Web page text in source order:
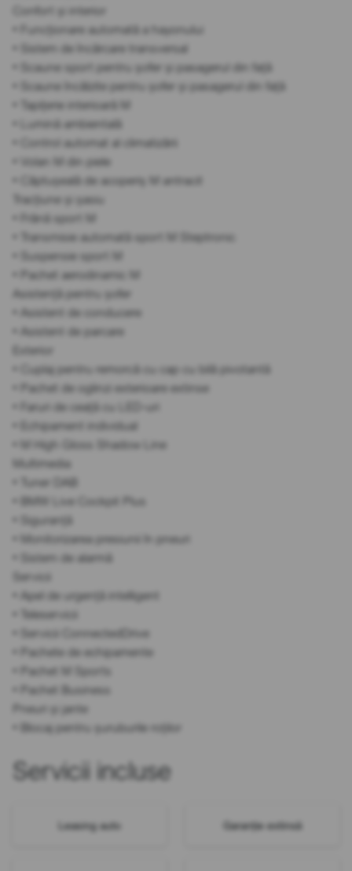
Confort și interior
• Funcționare automată a hayonului
• Sistem de încărcare transversal
• Scaune sport pentru șofer și pasagerul din față
• Scaune încălzite pentru șofer și pasagerul din față
• Tapițerie interioară M
• Lumină ambientală
• Control automat al climatizării
• Volan M din piele
• Căptușeală de acoperiș M antracit
Tracțiune și șasiu
• Frână sport M
• Transmisie automată sport M Steptronic
• Suspensie sport M
• Pachet aerodinamic M
Asistență pentru șofer
• Asistent de conducere
• Asistent de parcare
Exterior
• Cuplaj pentru remorcă cu cap cu bilă pivotantă
• Pachet de oglinzi exterioare extinse
• Faruri de ceață cu LED-uri
• Echipament individual
• M High Gloss Shadow Line
Multimedia
• Tuner DAB
• BMW Live Cockpit Plus
• Siguranță
• Monitorizarea presiunii în pneuri
• Sistem de alarmă
Servicii
• Apel de urgență intelligent
• Teleservicii
• Servicii ConnectedDrive
• Pachete de echipamente
• Pachet M Sports
• Pachet Business
Pneuri și jante
• Blocaj pentru șuruburile roților
Servicii incluse
Leasing auto Garanție extinsă